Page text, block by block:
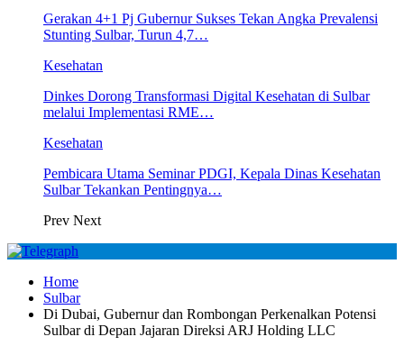
Gerakan 4+1 Pj Gubernur Sukses Tekan Angka Prevalensi
Stunting Sulbar, Turun 4,7…
Kesehatan
Dinkes Dorong Transformasi Digital Kesehatan di Sulbar
melalui Implementasi RME…
Kesehatan
Pembicara Utama Seminar PDGI, Kepala Dinas Kesehatan
Sulbar Tekankan Pentingnya…
Prev Next
Home
Sulbar
Di Dubai, Gubernur dan Rombongan Perkenalkan Potensi
Sulbar di Depan Jajaran Direksi ARJ Holding LLC